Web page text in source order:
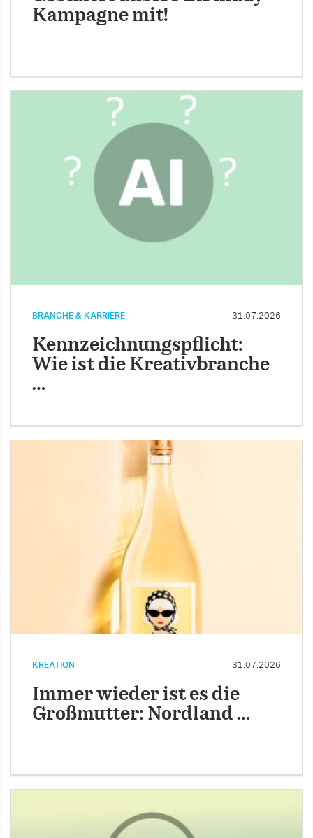
Kampagne mit!
BRANCHE & KARRIERE 31.07.2026
Kennzeichnungspflicht:
Wie ist die Kreativbranche
…
KREATION 31.07.2026
Immer wieder ist es die
Großmutter: Nordland …